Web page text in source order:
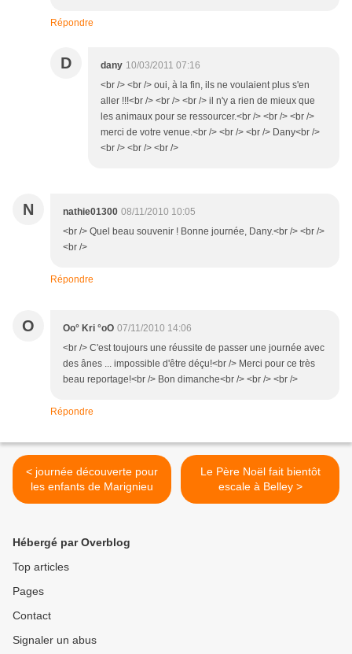
Répondre
D dany 10/03/2011 07:16
<br /> <br /> oui, à la fin, ils ne voulaient plus s'en
aller !!!<br /> <br /> <br /> il n'y a rien de mieux que
les animaux pour se ressourcer.<br /> <br /> <br />
merci de votre venue.<br /> <br /> <br /> Dany<br />
<br /> <br /> <br />
N nathie01300 08/11/2010 10:05
<br /> Quel beau souvenir ! Bonne journée, Dany.<br /> <br />
<br />
Répondre
O Oo° Kri °oO 07/11/2010 14:06
<br /> C'est toujours une réussite de passer une journée avec
des ânes ... impossible d'être déçu!<br /> Merci pour ce très
beau reportage!<br /> Bon dimanche<br /> <br /> <br />
Répondre
< journée découverte pour
les enfants de Marignieu
Le Père Noël fait bientôt
escale à Belley >
Hébergé par Overblog
Top articles
Pages
Contact
Signaler un abus